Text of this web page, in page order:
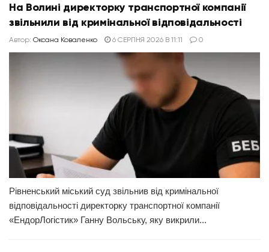
На Волині директорку транспортної компанії
звільнили від кримінальної відповідальності
Автор: Оксана Коваленко 6 СЕРПНЯ 2026 В 11:11 0
Рівненський міський суд звільнив від кримінальної
відповідальності директорку транспортної компанії
«ЕндорЛогістик» Ганну Вольську, яку викрили...